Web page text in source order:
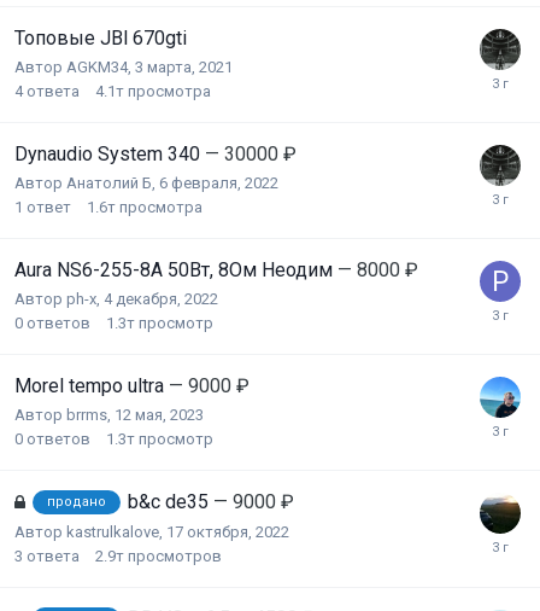
Топовые JBl 670gti
Автор AGKM34, 3 марта, 2021
4 ответа 4.1т просмотра
Dynaudio System 340 — 30000 ₽
Автор Анатолий Б 6 февраля, 2022
1 ответ 1.6т просмотра
Aura NS6-255-8A 50Вт, 8Ом Неодим — 8000 ₽
Автор ph-x 4 декабря, 2022
0 ответов 1.3т просмотр
Morel tempo ultra — 9000 ₽
Автор brrms 12 мая, 2023
0 ответов 1.3т просмотр
продано b&c de35 — 9000 ₽
Автор kastrulkalove 17 октября, 2022
3 ответа 2.9т просмотров